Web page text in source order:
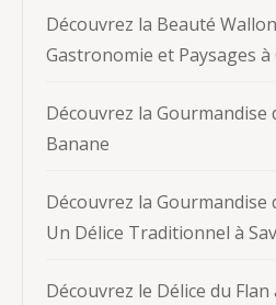
Découvrez la Beauté
Gastronomie et Paysages
Découvrez la Gourmandise
Banane
Découvrez la Gourmandise
Un Délice Traditionnel à
Découvrez le Délice du Flan